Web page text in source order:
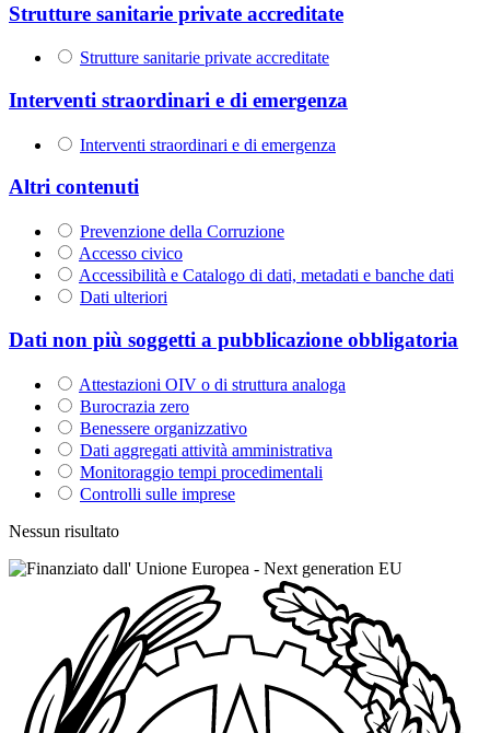
Strutture sanitarie private accreditate
Strutture sanitarie private accreditate
Interventi straordinari e di emergenza
Interventi straordinari e di emergenza
Altri contenuti
Prevenzione della Corruzione
Accesso civico
Accessibilità e Catalogo di dati, metadati e banche dati
Dati ulteriori
Dati non più soggetti a pubblicazione obbligatoria
Attestazioni OIV o di struttura analoga
Burocrazia zero
Benessere organizzativo
Dati aggregati attività amministrativa
Monitoraggio tempi procedimentali
Controlli sulle imprese
Nessun risultato